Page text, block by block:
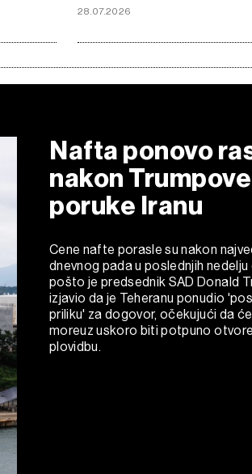
28.07.2026
Nafta ponovo
nakon Trumpove
poruke Iranu
Cene nafte porasle su nakon
dnevnog pada u poslednjih nedelju
pošto je predsednik SAD Donald
izjavio da je Teheranu ponudio
priliku' za dogovor, očekujući da
moreuz uskoro biti potpuno
plovidbu.